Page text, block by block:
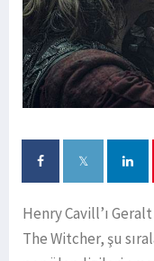
Henry Cavill’ı
The Witcher, şu